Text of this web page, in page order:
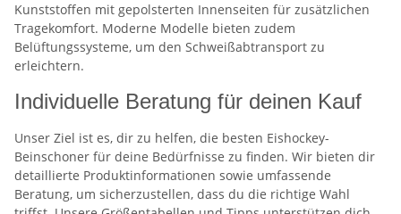
Kunststoffen mit gepolsterten Innenseiten für zusätzlichen
Tragekomfort. Moderne Modelle bieten zudem
Belüftungssysteme, um den Schweißabtransport zu
erleichtern.
Individuelle Beratung für deinen Kauf
Unser Ziel ist es, dir zu helfen, die besten Eishockey-
Beinschoner für deine Bedürfnisse zu finden. Wir bieten dir
detaillierte Produktinformationen sowie umfassende
Beratung, um sicherzustellen, dass du die richtige Wahl